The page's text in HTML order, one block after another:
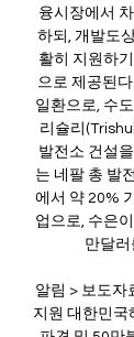
융시장에서
하되, 개발도
활히 지원하
으로 제공된
일환으로, 수
리슐리
발전소 건설
는 네팔 총 발
에서 약 20%
업으로, 수은
만달러
알림 > 보도자
지원 대한민국